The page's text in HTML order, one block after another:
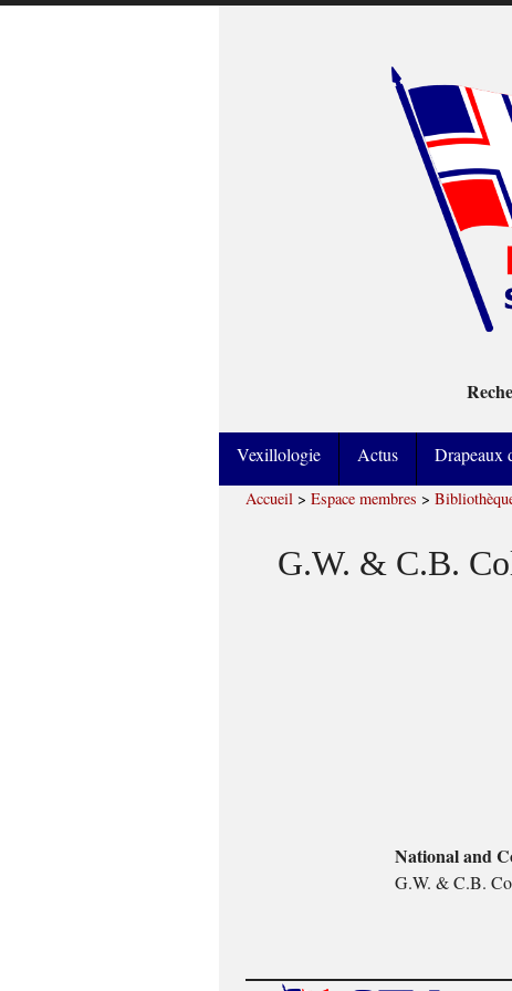
Vexillologie Actus Drapeaux
Accueil > Espace membres >
G.W. & C.B.
National and
G.W. & C.B.